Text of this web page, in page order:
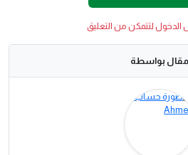
الدخول لتتمكن من التعليق
مقال بواسطة